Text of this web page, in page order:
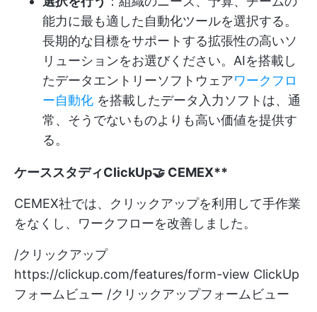
能力に最も適した自動化ツールを選択する。
長期的な目標をサポートする拡張性の高いソ
リューションをお選びください。AIを搭載し
たデータエントリーソフトウェアワークフロ
ー自動化 を搭載したデータ入力ソフトは、通
常、そうでないものよりも高い価値を提供す
る。
ケーススタディClickUp🤝 CEMEX**
CEMEX社では、クリックアップを利用して手作業
をなくし、ワークフローを改善しました。
/クリックアップ
https://clickup.com/features/form-view ClickUp
フォームビュー /クリックアップフォームビュー